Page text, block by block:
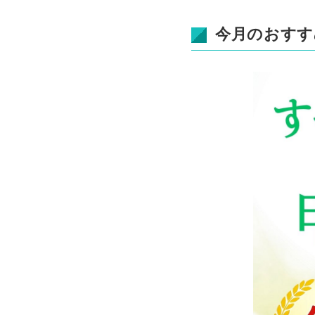
今月のおす